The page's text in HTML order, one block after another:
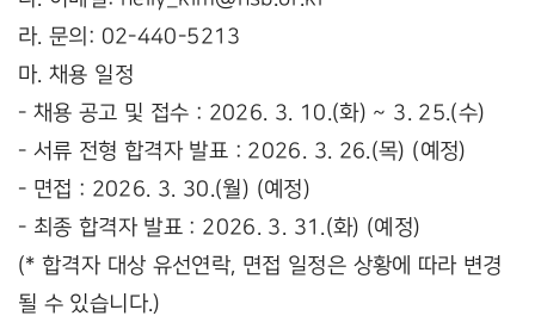
라. 문의: 02-440-5213
마. 채용 일정
- 채용 공고 및 접수 : 2026. 3. 10.(화) ~ 3. 25.(수)
- 서류 전형 합격자 발표 : 2026. 3. 26.(목) (예정)
- 면접 : 2026. 3. 30.(월) (예정)
- 최종 합격자 발표 : 2026. 3. 31.(화) (예정)
(* 합격자 대상 유선연락, 면접 일정은 상황에 따라 변경
될 수 있습니다.)